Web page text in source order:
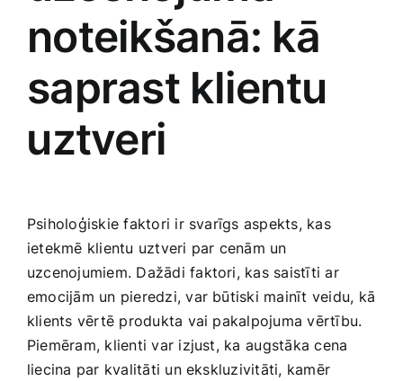
noteikšanā: kā
saprast ‌klientu
⁢uztveri
Psiholoģiskie faktori ‍ir svarīgs aspekts, kas
ietekmē klientu uztveri par cenām un‌
uzcenojumiem.‌ Dažādi‍ faktori, kas saistīti ar
emocijām un pieredzi,‍ var būtiski mainīt veidu, kā‍
klients vērtē produkta vai pakalpojuma vērtību.
Piemēram, klienti var izjust, ka ⁤augstāka cena
liecina par kvalitāti un ekskluzivitāti, kamēr